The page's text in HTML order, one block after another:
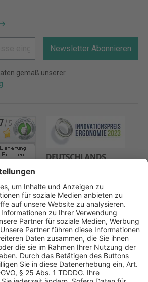
Newsletter Abonnieren
gemäß unserer